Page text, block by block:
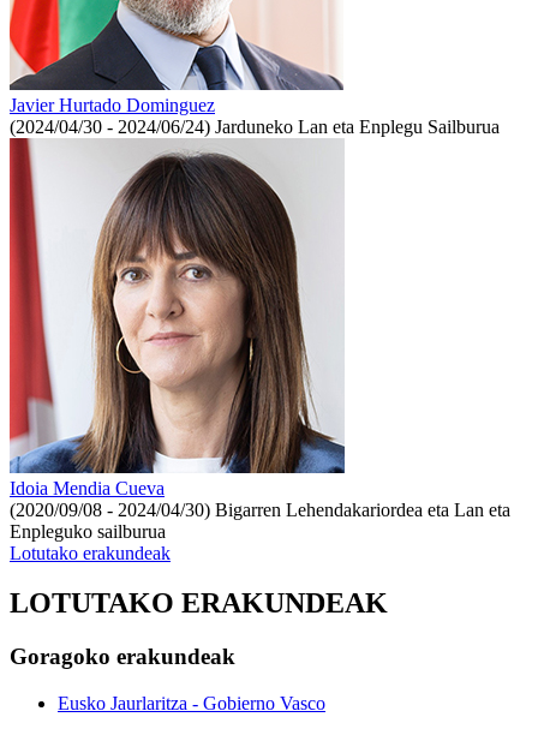
Javier Hurtado Dominguez
(2024/04/30 - 2024/06/24) Jarduneko Lan eta Enplegu Sailburua
Idoia Mendia Cueva
(2020/09/08 - 2024/04/30) Bigarren Lehendakariordea eta Lan eta
Enpleguko sailburua
Lotutako erakundeak
LOTUTAKO ERAKUNDEAK
Goragoko erakundeak
Eusko Jaurlaritza - Gobierno Vasco